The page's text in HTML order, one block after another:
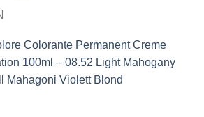
Colorante Permanent Creme
100ml – 08.52 Light Mahogany
Mahagoni Violett Blond